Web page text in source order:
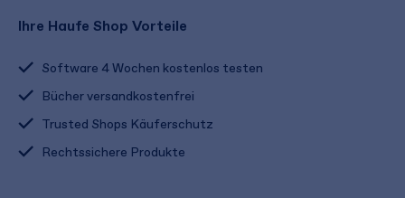
Ihre Haufe Shop Vorteile
Software 4 Wochen kostenlos testen
Bücher versandkostenfrei
Trusted Shops Käuferschutz
Rechtssichere Produkte